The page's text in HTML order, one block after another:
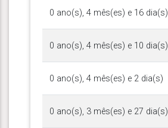
0 ano(s), 4 mês(es) e 16 dia(s)
0 ano(s), 4 mês(es) e 10 dia(s)
0 ano(s), 4 mês(es) e 2 dia(s)
0 ano(s), 3 mês(es) e 27 dia(s)